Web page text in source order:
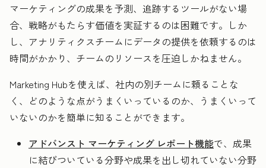
マーケティングの成果を予測、追跡するツールがない場
合、戦略がもたらす価値を実証するのは困難です。しか
し、アナリティクスチームにデータの提供を依頼するのは
時間がかかり、チームのリソースを圧迫しかねません。
Marketing Hubを使えば、社内の別チームに頼ることな
く、どのような点がうまくいっているのか、うまくいって
いないのかを簡単に知ることができます。
アドバンスト マーケティング レポート機能で、成果
に結びついている分野や成果を出し切れていない分野